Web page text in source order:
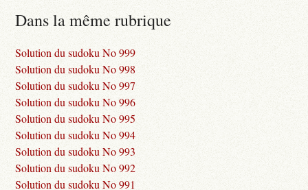
Dans la même rubrique
Solution du sudoku No 999
Solution du sudoku No 998
Solution du sudoku No 997
Solution du sudoku No 996
Solution du sudoku No 995
Solution du sudoku No 994
Solution du sudoku No 993
Solution du sudoku No 992
Solution du sudoku No 991